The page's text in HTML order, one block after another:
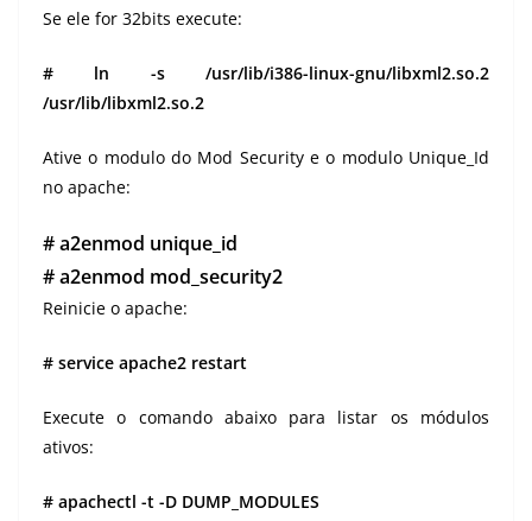
Se ele for 32bits execute:
# ln -s /usr/lib/i386-linux-gnu/libxml2.so.2
/usr/lib/libxml2.so.2
Ative o modulo do Mod Security e o modulo Unique_Id
no apache:
# a2enmod unique_id
# a2enmod mod_security2
Reinicie o apache:
# service apache2 restart
Execute o comando abaixo para listar os módulos
ativos:
# apachectl -t -D DUMP_MODULES